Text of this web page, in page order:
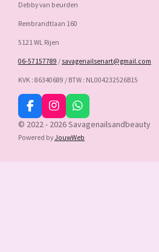
Debby van beurden
Rembrandtlaan 160
5121 WL Rijen
06-57157789 / savagenailsenart@gmail.com
KVK : 86340689 / BTW : NL004232526B15
F
a
e
I
n
t
W
h
t
© 2022 - 2026 Savagenailsandbeauty
Powered by JouwWeb